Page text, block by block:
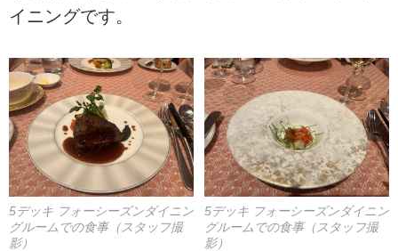
イニングです。
5デッキ フォーシーズンダイニン
グルームでの食事（スタッフ撮
影）
5デッキ フォーシーズンダイニン
グルームでの食事（スタッフ撮
影）